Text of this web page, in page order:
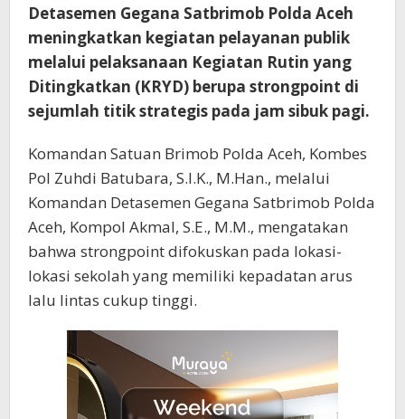
Detasemen Gegana Satbrimob Polda Aceh
meningkatkan kegiatan pelayanan publik
melalui pelaksanaan Kegiatan Rutin yang
Ditingkatkan (KRYD) berupa strongpoint di
sejumlah titik strategis pada jam sibuk pagi.
Komandan Satuan Brimob Polda Aceh, Kombes
Pol Zuhdi Batubara, S.I.K., M.Han., melalui
Komandan Detasemen Gegana Satbrimob Polda
Aceh, Kompol Akmal, S.E., M.M., mengatakan
bahwa strongpoint difokuskan pada lokasi-
lokasi sekolah yang memiliki kepadatan arus
lalu lintas cukup tinggi.